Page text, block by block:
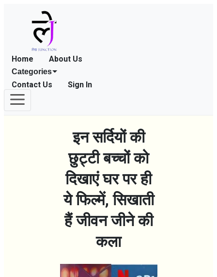
Home About Us
Categories
Contact Us Sign In
इन सर्दियों की
छुट्टी बच्चों को
दिखाएं घर पर ही
ये फिल्में, सिखाती
हैं जीवन जीने की
कला